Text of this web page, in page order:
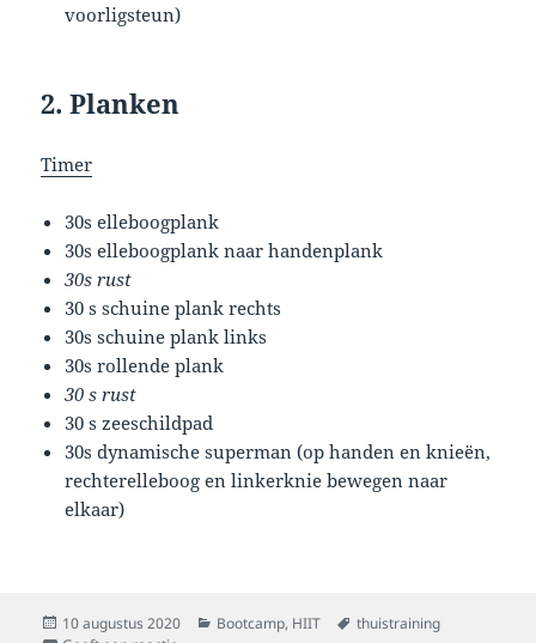
voorligsteun)
2. Planken
Timer
30s elleboogplank
30s elleboogplank naar handenplank
30s rust
30 s schuine plank rechts
30s schuine plank links
30s rollende plank
30 s rust
30 s zeeschildpad
30s dynamische superman (op handen en knieën,
rechterelleboog en linkerknie bewegen naar
elkaar)
Geplaatst
10 augustus 2020 Categorieën
Bootcamp, HIIT Tags
thuistraining